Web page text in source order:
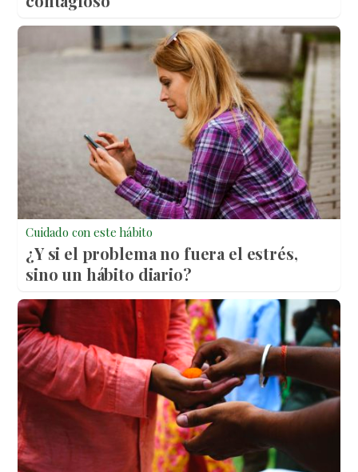
Cuidado con este hábito
¿Y si el problema no fuera el estrés,
sino un hábito diario?